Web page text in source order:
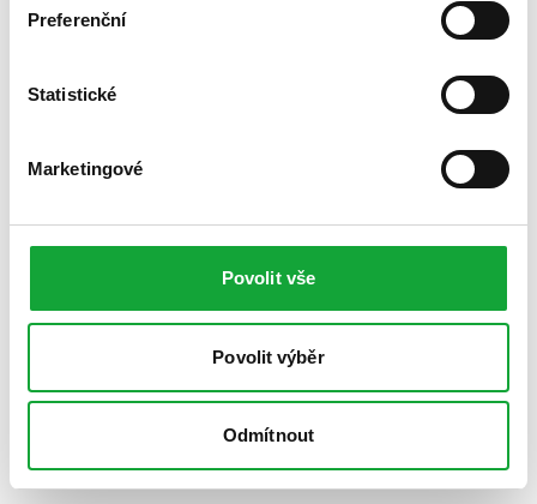
Preferenční
Statistické
Marketingové
Povolit vše
Povolit výběr
Odmítnout